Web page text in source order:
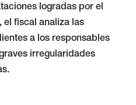
logradas por el
el fiscal analiza las
a los responsables
irregularidades